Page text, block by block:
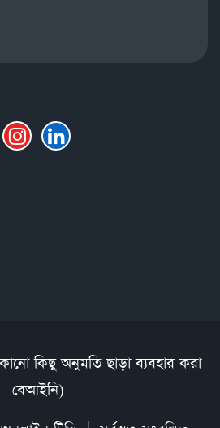
কিছু অনুমতি ছাড়া ব্যবহার করা
বেআইনি)